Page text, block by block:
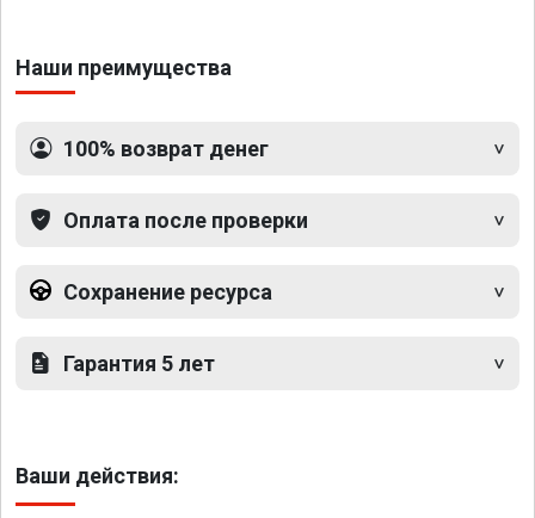
Наши преимущества
100% возврат денег
Оплата после проверки
Сохранение ресурса
Гарантия 5 лет
Ваши действия: